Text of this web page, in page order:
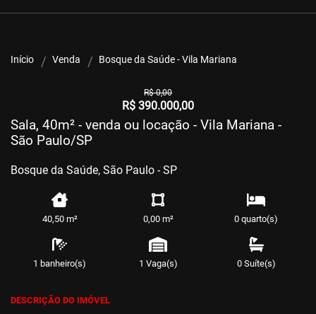
Início Venda Bosque da Saúde - Vila Mariana
R$ 0,00
R$ 390.000,00
Sala, 40m² - venda ou locação - Vila Mariana -
São Paulo/SP
Bosque da Saúde, São Paulo - SP
40,50 m² 0,00 m² 0 quarto(s)
1 banheiro(s) 1 Vaga(s) 0 Suíte(s)
DESCRIÇÃO DO IMÓVEL